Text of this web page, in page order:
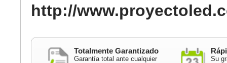
http://
Totalmente Garantizado
Garantía total ante cualquier
Su